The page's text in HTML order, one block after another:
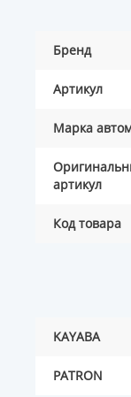
Бренд
Артикул
Марка
артикул
Код товара
KAYABA
PATRON